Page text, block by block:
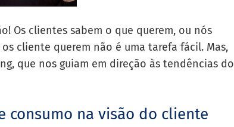
Os clientes sabem o que querem, ou nós
cliente querem não é uma tarefa fácil. Mas,
que nos guiam em direção às tendências do
consumo na visão do cliente